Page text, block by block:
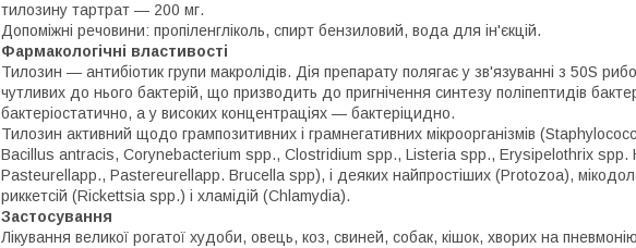
тилозину тартрат — 200 мг.
Допоміжні речовини: пропіленгліколь, спирт бензиловий, вода для ін'єкцій.
Фармакологічні властивості
Тилозин — антибіотик групи макролідів. Дія препарату полягає у зв'язуванні з 50S
чутливих до нього бактерій, що призводить до пригнічення синтезу поліпептидів
бактеріостатично, а у високих концентраціях — бактеріцидно.
Тилозин активний щодо грампозитивних і грамнегативних мікроорганізмів
Bacillus antracis, Corynebacterium spp., Clostridium spp., Listeria spp., Erysipelothrix spp.
Pasteurellapp., Pastereurellapp. Brucella spp), і деяких найпростіших (Protozoa),
риккетсій (Rickettsia spp.) і хламідій (Chlamydia).
Застосування
Лікування великої рогатої худоби, овець, коз, свиней, собак, кішок, хворих на